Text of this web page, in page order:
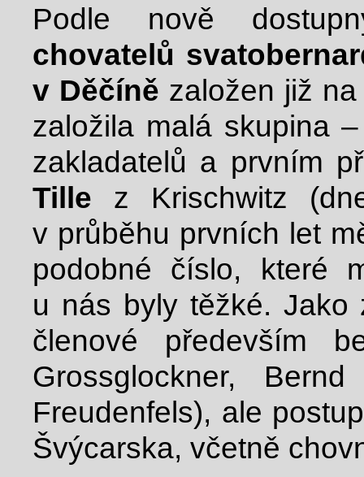
Podle nově
chovatelů
v Děčíně založen již
založila malá skupina
zakladatelů a prvním
Tille z Krischwitz
v průběhu prvních let
podobné číslo, které
u nás byly těžké. Jako
členové především
Grossglockner,
Freudenfels), ale
Švýcarska, včetně